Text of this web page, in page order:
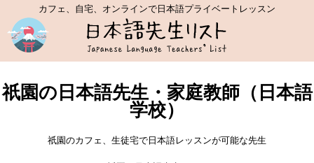
カフェ、自宅、オンラインで日本語プライベートレッスン
祇園の日本語先生・家庭教師（日本語
学校）
祇園のカフェ、生徒宅で日本語レッスンが可能な先生